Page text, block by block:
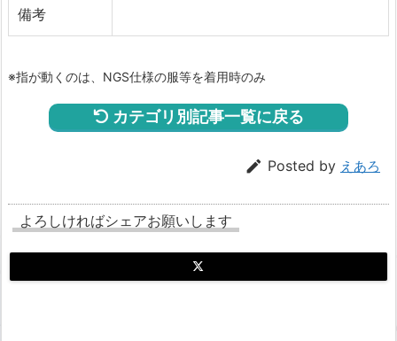
備考
※指が動くのは、NGS仕様の服等を着用時のみ
カテゴリ別記事一覧に戻る
 Posted by えあろ
よろしければシェアお願いします